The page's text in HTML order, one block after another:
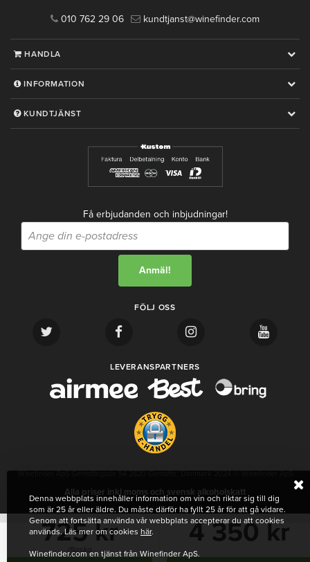
725 kr
/flaska
4 350 kr
010 762 29 06 kundtjanst@winefinder.com
HANDLA
INFORMATION
KUNDTJÄNST
Få erbjudanden och inbjudningar!
FÖLJ OSS
LEVERANSPARTNERS
Alla priser inkl moms och svensk alkoholskatt
Denna webbplats innehåller information om vin och riktar sig till dig
som är 25 år eller äldre. Du måste därför ha fyllt 25 år för att gå vidare.
Genom att fortsätta använda vår webbplats accepterar du att cookies
används. Läs mer om cookies här.
Winefinder.com en tjänst från Winefinder ApS.